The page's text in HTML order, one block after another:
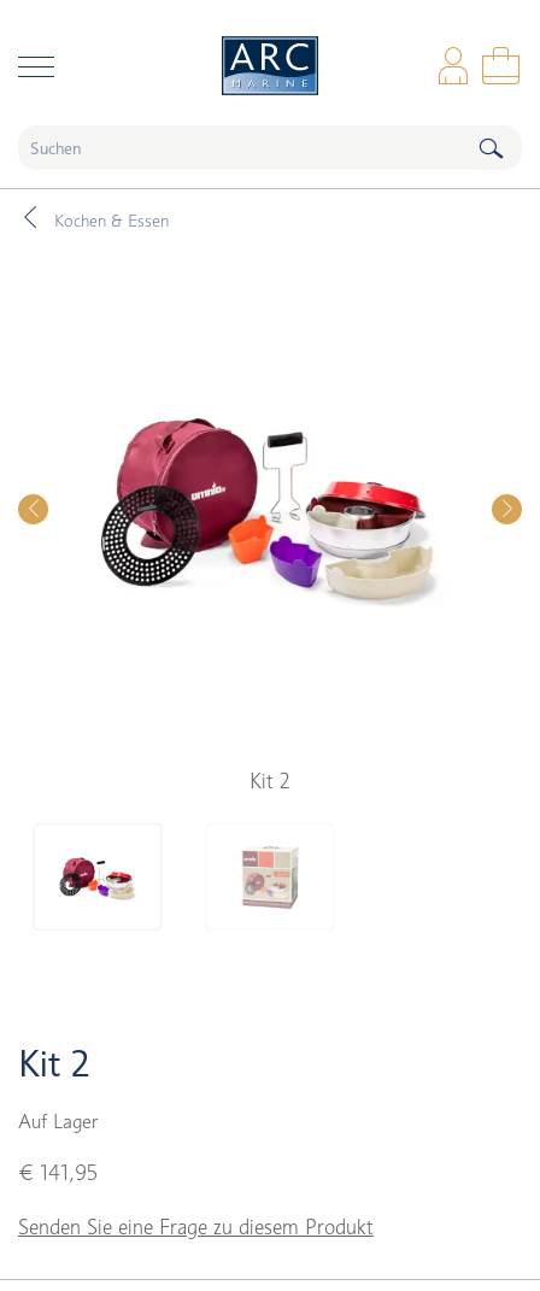
Kochen & Essen
Kit 2
Kit 2
Auf Lager
€ 141,95
Senden Sie eine Frage zu diesem Produkt